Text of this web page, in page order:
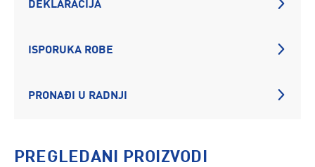
DEKLARACIJA
ISPORUKA ROBE
PRONAĐI U RADNJI
PREGLEDANI PROIZVODI